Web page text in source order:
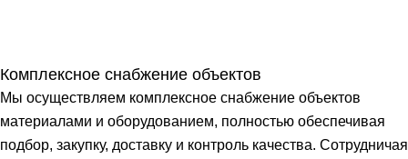
Комплексное снабжение объектов
Мы осуществляем комплексное снабжение объектов
материалами и оборудованием, полностью обеспечивая
подбор, закупку, доставку и контроль качества. Сотрудничая